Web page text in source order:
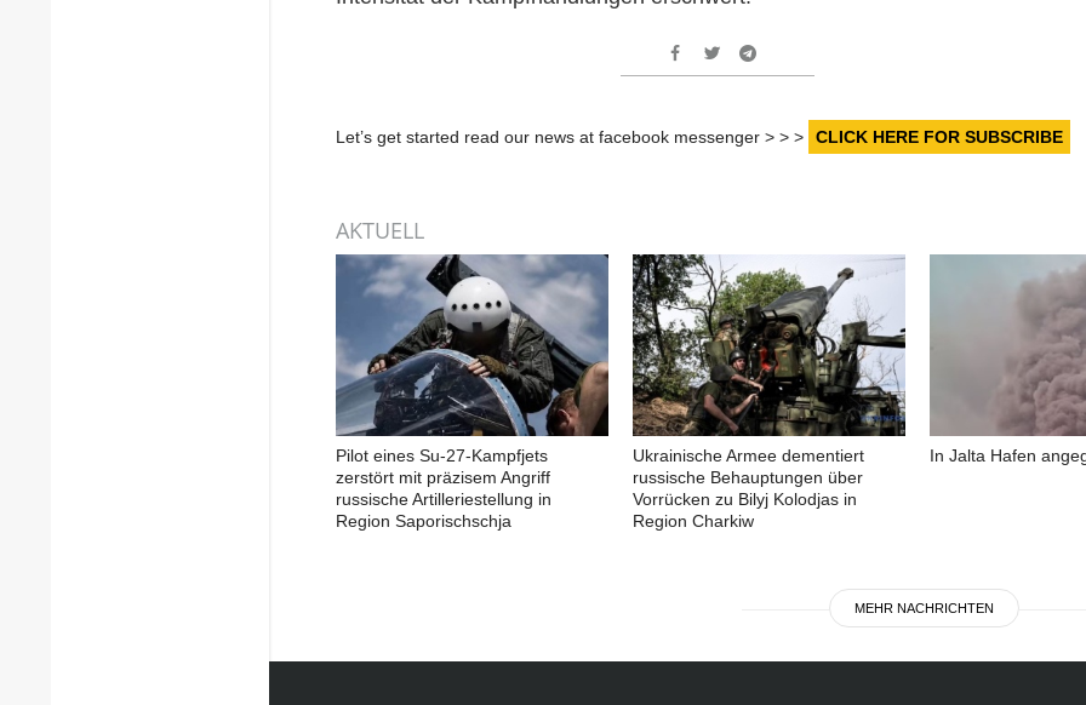
Let’s get started read our news at facebook messenger > > > CLICK HERE FOR SUBSCRIBE
AKTUELL
Pilot eines Su-27-Kampfjets
zerstört mit präzisem Angriff
russische Artilleriestellung in
Region Saporischschja
Ukrainische Armee dementiert
russische Behauptungen über
Vorrücken zu Bilyj Kolodjas in
Region Charkiw
In Jalta Hafen
MEHR NACHRICHTEN